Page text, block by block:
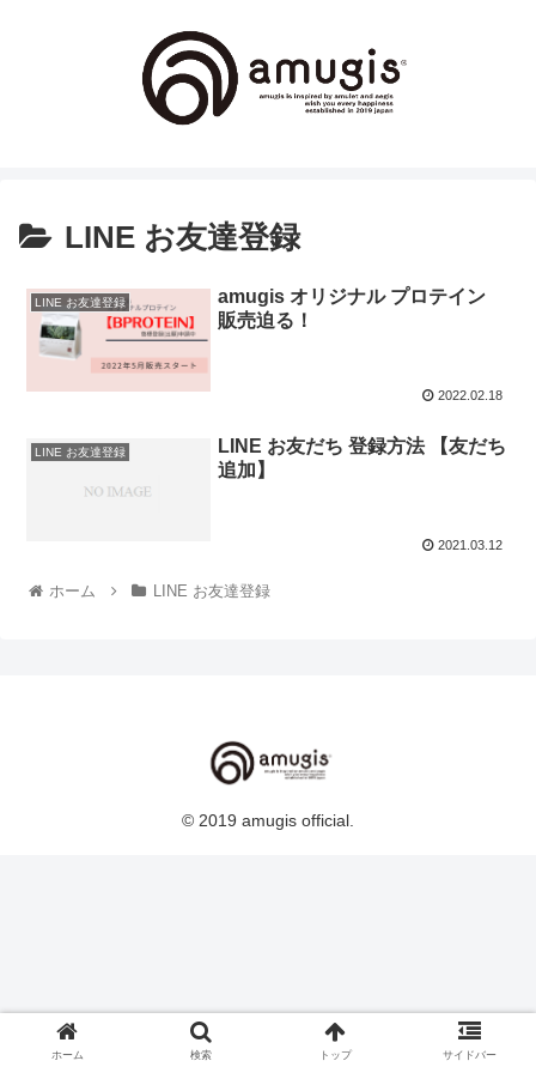
LINE お友達登録
LINE お友達登録
amugis オリジナル プロテイン
販売迫る！
2022.02.18
LINE お友達登録
LINE お友だち 登録方法 【友だち
追加】
2021.03.12
ホーム LINE お友達登録
© 2019 amugis official.
ホーム 検索 トップ サイドバー